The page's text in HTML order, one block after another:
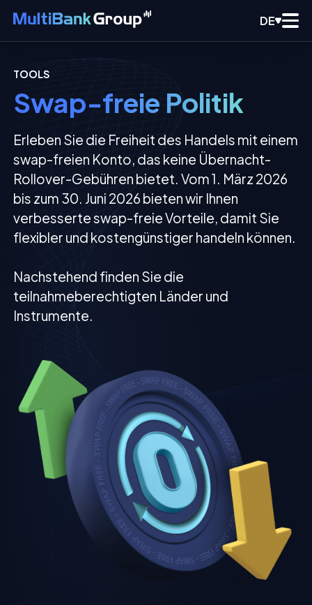
DE
TOOLS
Swap-freie Politik
Erleben Sie die Freiheit des Handels mit einem
swap-freien Konto, das keine Übernacht-
Rollover-Gebühren bietet. Vom 1. März 2026
bis zum 30. Juni 2026 bieten wir Ihnen
verbesserte swap-freie Vorteile, damit Sie
flexibler und kostengünstiger handeln können.
Nachstehend finden Sie die
teilnahmeberechtigten Länder und
Instrumente.